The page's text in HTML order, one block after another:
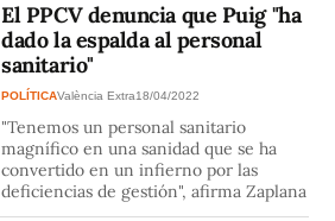
El PPCV denuncia que Puig "ha
dado la espalda al personal
sanitario"
POLÍTICAValència Extra18/04/2022
"Tenemos un personal sanitario
magnífico en una sanidad que se ha
convertido en un infierno por las
deficiencias de gestión", afirma Zaplana